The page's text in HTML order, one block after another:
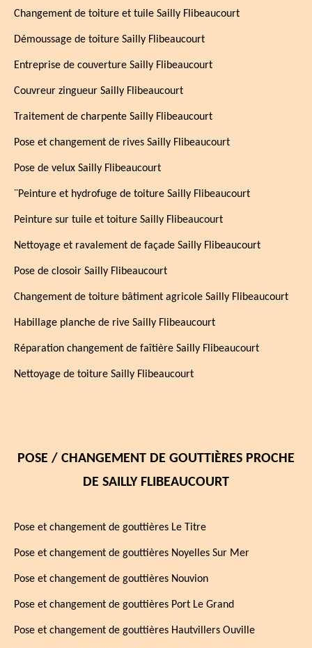
Changement de toiture et tuile Sailly Flibeaucourt
Démoussage de toiture Sailly Flibeaucourt
Entreprise de couverture Sailly Flibeaucourt
Couvreur zingueur Sailly Flibeaucourt
Traitement de charpente Sailly Flibeaucourt
Pose et changement de rives Sailly Flibeaucourt
Pose de velux Sailly Flibeaucourt
¨Peinture et hydrofuge de toiture Sailly Flibeaucourt
Peinture sur tuile et toiture Sailly Flibeaucourt
Nettoyage et ravalement de façade Sailly Flibeaucourt
Pose de closoir Sailly Flibeaucourt
Changement de toiture bâtiment agricole Sailly Flibeaucourt
Habillage planche de rive Sailly Flibeaucourt
Réparation changement de faîtière Sailly Flibeaucourt
Nettoyage de toiture Sailly Flibeaucourt
POSE / CHANGEMENT DE GOUTTIÈRES PROCHE
DE SAILLY FLIBEAUCOURT
Pose et changement de gouttières Le Titre
Pose et changement de gouttières Noyelles Sur Mer
Pose et changement de gouttières Nouvion
Pose et changement de gouttières Port Le Grand
Pose et changement de gouttières Hautvillers Ouville